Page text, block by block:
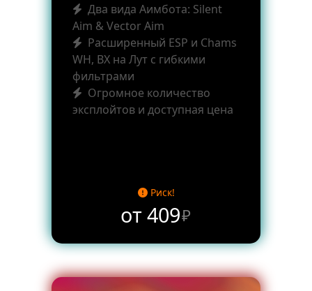
Два вида Аимбота: Silent
Aim & Vector Aim
Расширенный ESP и Chams
WH, ВХ на Лут с гибкими
фильтрами
Огромное количество
эксплойтов и доступная цена
Риск!
от 409₽